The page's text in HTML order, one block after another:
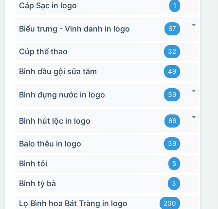
Cáp Sạc in logo 1
Biểu trưng - Vinh danh in logo 67
Cúp thể thao 32
Bình dầu gội sữa tắm 49
Bình đựng nước in logo 39
Bình hút lộc in logo 66
Balo thêu in logo 39
Bình tỏi 5
Bình tỳ bà 3
Lọ Bình hoa Bát Tràng in logo 200